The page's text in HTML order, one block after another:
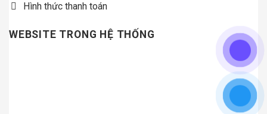
Hình thức thanh toán
WEBSITE TRONG HỆ THỐNG